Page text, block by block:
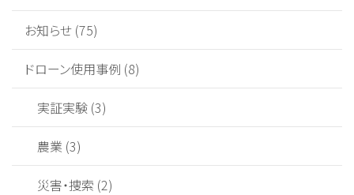
お知らせ (75)
ドローン使用事例 (8)
実証実験 (3)
農業 (3)
災害・捜索 (2)